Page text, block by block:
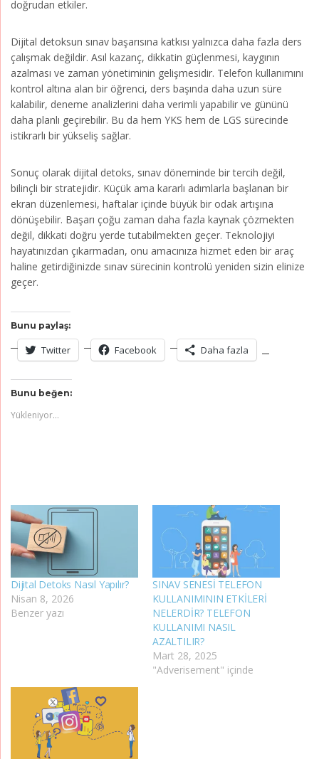
doğrudan etkiler.
Dijital detoksun sınav başarısına katkısı yalnızca daha fazla ders
çalışmak değildir. Asıl kazanç, dikkatin güçlenmesi, kaygının
azalması ve zaman yönetiminin gelişmesidir. Telefon kullanımını
kontrol altına alan bir öğrenci, ders başında daha uzun süre
kalabilir, deneme analizlerini daha verimli yapabilir ve gününü
daha planlı geçirebilir. Bu da hem YKS hem de LGS sürecinde
istikrarlı bir yükseliş sağlar.
Sonuç olarak dijital detoks, sınav döneminde bir tercih değil,
bilinçli bir stratejidir. Küçük ama kararlı adımlarla başlanan bir
ekran düzenlemesi, haftalar içinde büyük bir odak artışına
dönüşebilir. Başarı çoğu zaman daha fazla kaynak çözmekten
değil, dikkati doğru yerde tutabilmekten geçer. Teknolojiyi
hayatınızdan çıkarmadan, onu amacınıza hizmet eden bir araç
haline getirdiğinizde sınav sürecinin kontrolü yeniden sizin elinize
geçer.
Bunu paylaş:
Twitter Facebook Daha fazla
Bunu beğen:
Yükleniyor...
Dijital Detoks Nasıl Yapılır?
Nisan 8, 2026
Benzer yazı
SINAV SENESİ TELEFON
KULLANIMININ ETKİLERİ
NELERDİR? TELEFON
KULLANIMI NASIL
AZALTILIR?
Mart 28, 2025
"Adverisement" içinde